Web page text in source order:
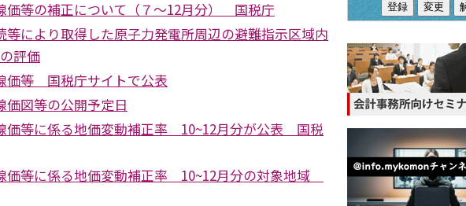
価等の補正について（７～12月分） 国税庁
等により取得した原子力発電所周辺の避難指示区域内
評価
価等 国税庁サイトで公表
価図等の公開予定日
価等に係る地価変動補正率 10~12月分が公表 国税
価等に係る地価変動補正率 10~12月分の対象地域